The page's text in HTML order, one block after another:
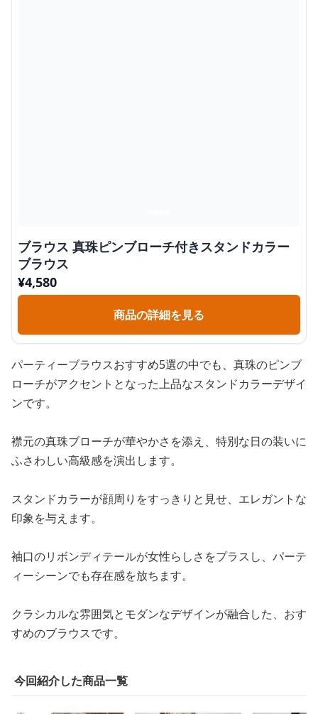
ブラウス 真珠ピンブローチ付きスタンドカラー
ブラウス
¥4,580
商品の詳細を見る
パーティーブラウスおすすめ5選の中でも、真珠のピンブ
ローチがアクセントとなった上品なスタンドカラーデザイ
ンです。
襟元の真珠ブローチが華やかさを添え、特別な日の装いに
ふさわしい高級感を演出します。
スタンドカラーが顔周りをすっきりと見せ、エレガントな
印象を与えます。
袖口のリボンディテールが女性らしさをプラスし、パーテ
ィーシーンでも存在感を放ちます。
クラシカルな雰囲気とモダンなデザインが融合した、おす
すめのブラウスです。
今回紹介した商品一覧